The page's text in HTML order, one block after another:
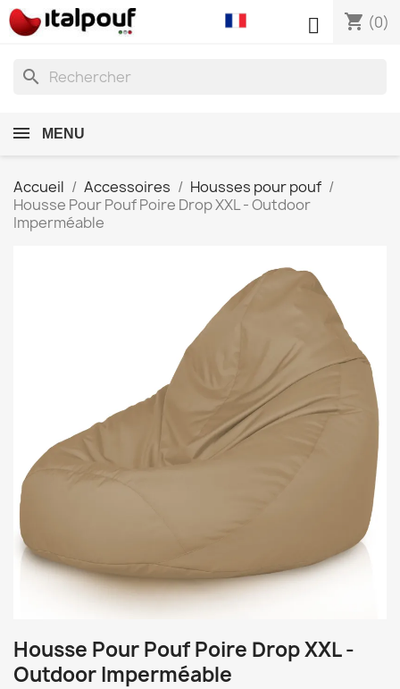
shopping_cart (0)

search
MENU
Accueil Accessoires
Housses pour pouf
Housse Pour Pouf Poire Drop XXL - Outdoor
Imperméable
Housse Pour Pouf Poire Drop XXL -
Outdoor Imperméable